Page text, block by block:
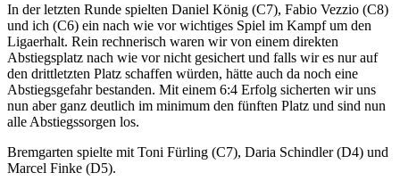
In der letzten Runde spielten Daniel König (C7), Fabio Vezzio (C8)
und ich (C6) ein nach wie vor wichtiges Spiel im Kampf um den
Ligaerhalt. Rein rechnerisch waren wir von einem direkten
Abstiegsplatz nach wie vor nicht gesichert und falls wir es nur auf
den drittletzten Platz schaffen würden, hätte auch da noch eine
Abstiegsgefahr bestanden. Mit einem 6:4 Erfolg sicherten wir uns
nun aber ganz deutlich im minimum den fünften Platz und sind nun
alle Abstiegssorgen los.
Bremgarten spielte mit Toni Fürling (C7), Daria Schindler (D4) und
Marcel Finke (D5).